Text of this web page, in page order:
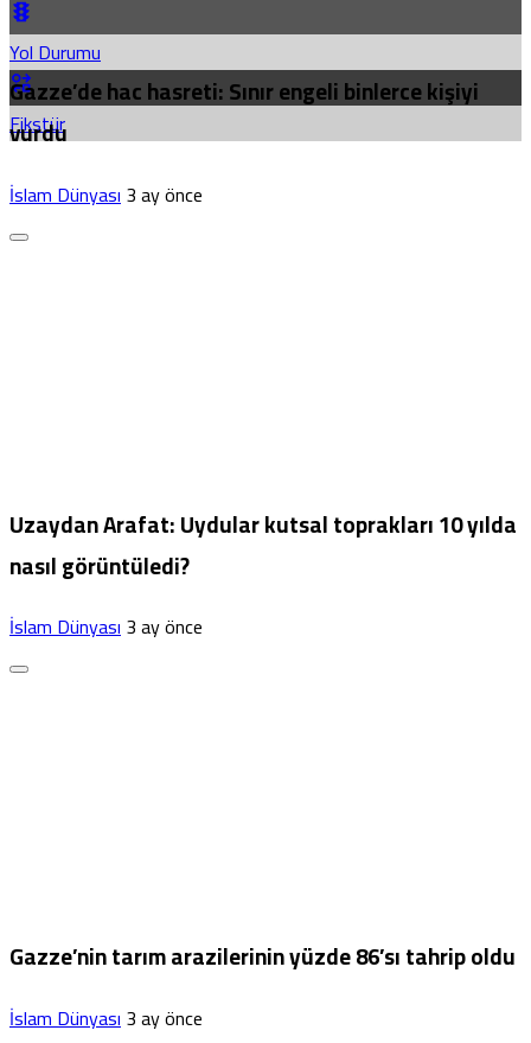
Yol Durumu
Fikstür
Gazze’de hac hasreti: Sınır engeli binlerce kişiyi
vurdu
İslam Dünyası3 ay önce
Uzaydan Arafat: Uydular kutsal toprakları 10 yılda
nasıl görüntüledi?
İslam Dünyası3 ay önce
Gazze’nin tarım arazilerinin yüzde 86’sı tahrip oldu
İslam Dünyası3 ay önce